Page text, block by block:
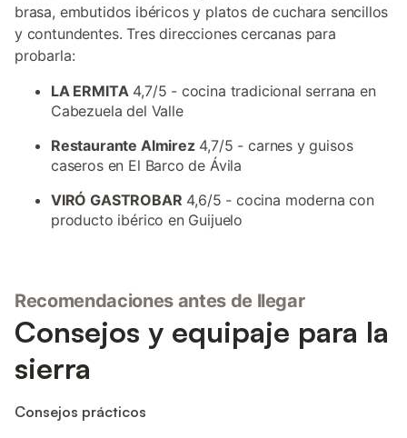
brasa, embutidos ibéricos y platos de cuchara sencillos
y contundentes. Tres direcciones cercanas para
probarla:
LA ERMITA4,7/5 - cocina tradicional serrana en
Cabezuela del Valle
Restaurante Almirez4,7/5 - carnes y guisos
caseros en El Barco de Ávila
VIRÓ GASTROBAR 4,6/5 - cocina moderna con
producto ibérico en Guijuelo
Recomendaciones antes de llegar
Consejos y equipaje para la
sierra
Consejos prácticos